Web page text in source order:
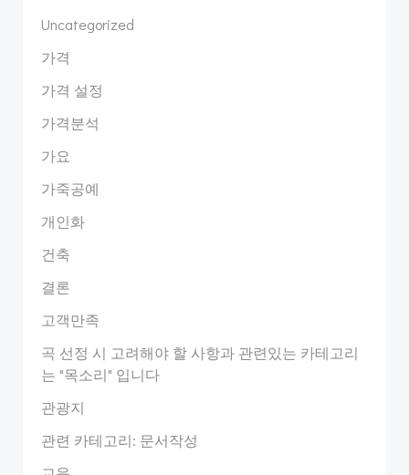
Uncategorized
가격
가격 설정
가격분석
가요
가죽공예
개인화
건축
결론
고객만족
곡 선정 시 고려해야 할 사항과 관련있는 카테고리
는 "목소리" 입니다
관광지
관련 카테고리: 문서작성